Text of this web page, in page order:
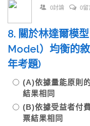
0討論 0留
8. 關於林達爾模
Model）均衡的
年考題)
(A)依據量能原則
結果相同
(B)依據受益者付
票結果相同